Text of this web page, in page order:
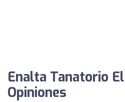
Enalta Tanatorio
Opiniones